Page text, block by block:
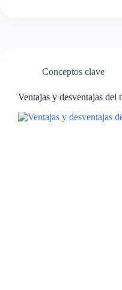
Conceptos clave
Ventajas y desventajas del